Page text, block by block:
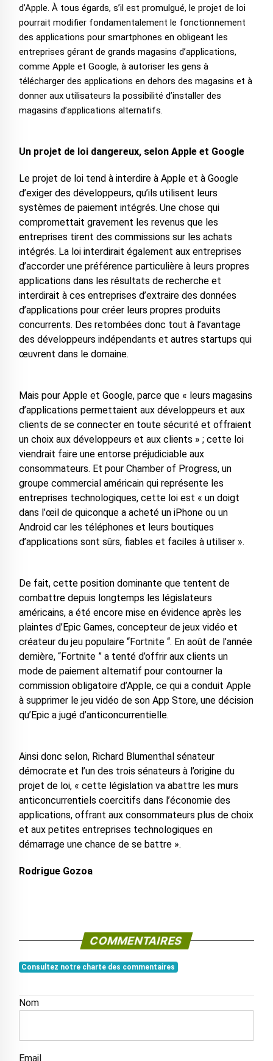
d’Apple. À tous égards, s’il est promulgué, le projet de loi
pourrait modifier fondamentalement le fonctionnement
des applications pour smartphones en obligeant les
entreprises gérant de grands magasins d’applications,
comme Apple et Google, à autoriser les gens à
télécharger des applications en dehors des magasins et à
donner aux utilisateurs la possibilité d’installer des
magasins d’applications alternatifs.
Un projet de loi dangereux, selon Apple et Google
Le projet de loi tend à interdire à Apple et à Google
d’exiger des développeurs, qu’ils utilisent leurs
systèmes de paiement intégrés. Une chose qui
compromettait gravement les revenus que les
entreprises tirent des commissions sur les achats
intégrés. La loi interdirait également aux entreprises
d’accorder une préférence particulière à leurs propres
applications dans les résultats de recherche et
interdirait à ces entreprises d’extraire des données
d’applications pour créer leurs propres produits
concurrents. Des retombées donc tout à l’avantage
des développeurs indépendants et autres startups qui
œuvrent dans le domaine.
Mais pour Apple et Google, parce que « leurs magasins
d’applications permettaient aux développeurs et aux
clients de se connecter en toute sécurité et offraient
un choix aux développeurs et aux clients » ; cette loi
viendrait faire une entorse préjudiciable aux
consommateurs. Et pour Chamber of Progress, un
groupe commercial américain qui représente les
entreprises technologiques, cette loi est « un doigt
dans l’œil de quiconque a acheté un iPhone ou un
Android car les téléphones et leurs boutiques
d’applications sont sûrs, fiables et faciles à utiliser ».
De fait, cette position dominante que tentent de
combattre depuis longtemps les législateurs
américains, a été encore mise en évidence après les
plaintes d’Epic Games, concepteur de jeux vidéo et
créateur du jeu populaire “Fortnite “. En août de l’année
dernière, “Fortnite ” a tenté d’offrir aux clients un
mode de paiement alternatif pour contourner la
commission obligatoire d’Apple, ce qui a conduit Apple
à supprimer le jeu vidéo de son App Store, une décision
qu’Epic a jugé d’anticoncurrentielle.
Ainsi donc selon, Richard Blumenthal sénateur
démocrate et l’un des trois sénateurs à l’origine du
projet de loi, « cette législation va abattre les murs
anticoncurrentiels coercitifs dans l’économie des
applications, offrant aux consommateurs plus de choix
et aux petites entreprises technologiques en
démarrage une chance de se battre ».
Rodrigue Gozoa
COMMENTAIRES
Consultez notre charte des commentaires
Nom
Email